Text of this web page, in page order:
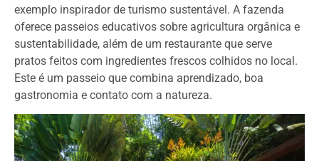
exemplo inspirador de turismo sustentável. A fazenda
oferece passeios educativos sobre agricultura orgânica e
sustentabilidade, além de um restaurante que serve
pratos feitos com ingredientes frescos colhidos no local.
Este é um passeio que combina aprendizado, boa
gastronomia e contato com a natureza.